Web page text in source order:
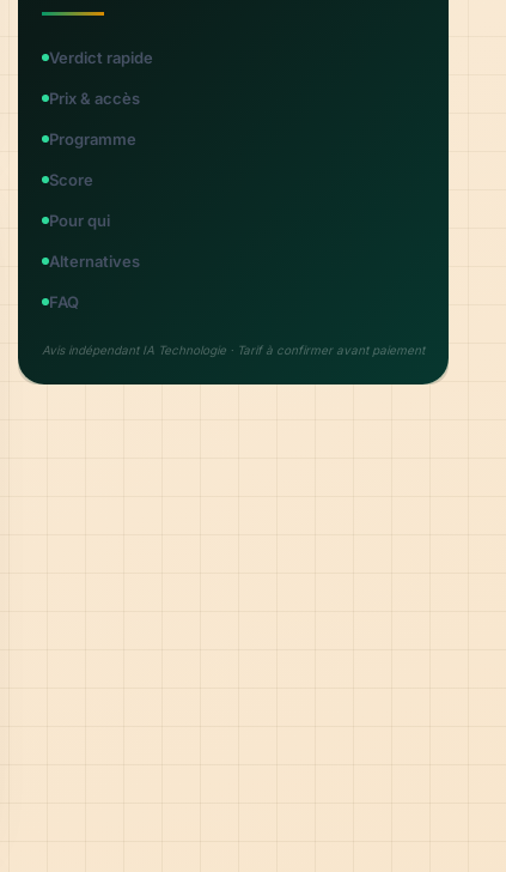
Verdict rapide
Prix & accès
Programme
Score
Pour qui
Alternatives
FAQ
Avis indépendant IA Technologie · Tarif à confirmer avant paiement